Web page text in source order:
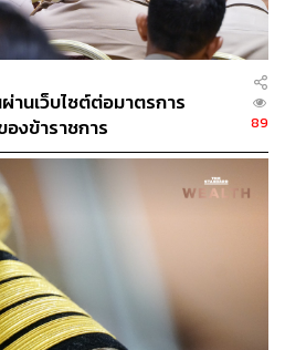
านเว็บไซต์ต่อมาตรการ
งข้าราชการ
89